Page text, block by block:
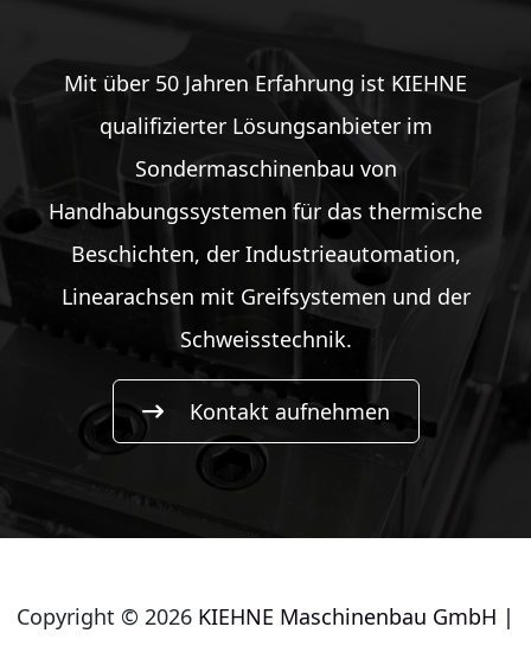
Mit über 50 Jahren Erfahrung ist KIEHNE
qualifizierter Lösungsanbieter im
Sondermaschinenbau von
Handhabungssystemen für das thermische
Beschichten, der Industrieautomation,
Linearachsen mit Greifsystemen und der
Schweisstechnik.
Kontakt aufnehmen
Copyright © 2026 KIEHNE Maschinenbau GmbH |